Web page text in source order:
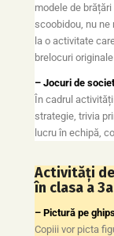
modele de
scoobidou, nu
la o activitate
brelocuri
– Jocuri de
În cadrul
strategie, trivia
lucru în echipă,
Activități
în clasa a
– Pictură pe
Copiii vor picta